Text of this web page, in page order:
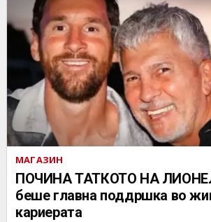
МАГАЗИН
ПОЧИНА ТАТКОТО НА
беше главна поддршка во
кариерата